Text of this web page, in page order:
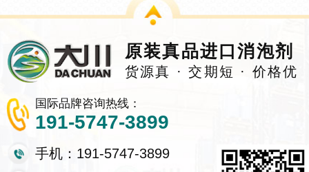
原装真品进口消泡剂
货源真 · 交期短 · 价格优
国际品牌咨询热线：
191-5747-3899
手机：191-5747-3899